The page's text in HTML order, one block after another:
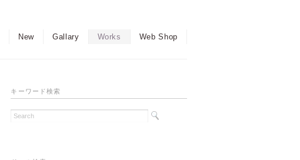
New Gallary Works Web Shop
キーワード検索